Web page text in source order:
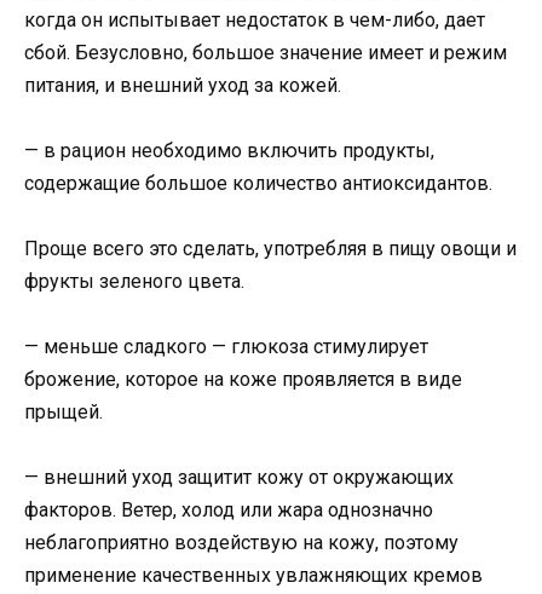
когда он испытывает недостаток в чем-либо, дает
сбой. Безусловно, большое значение имеет и режим
питания, и внешний уход за кожей.
— в рацион необходимо включить продукты,
содержащие большое количество антиоксидантов.
Проще всего это сделать, употребляя в пищу овощи и
фрукты зеленого цвета.
— меньше сладкого — глюкоза стимулирует
брожение, которое на коже проявляется в виде
прыщей.
— внешний уход защитит кожу от окружающих
факторов. Ветер, холод или жара однозначно
неблагоприятно воздействую на кожу, поэтому
применение качественных увлажняющих кремов